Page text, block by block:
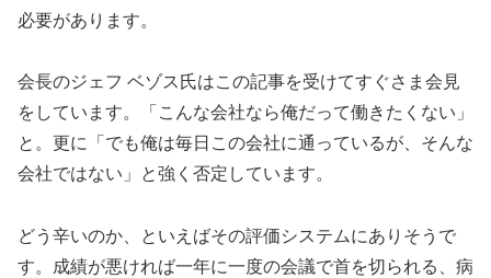
必要があります。
会長のジェフ ベゾス氏はこの記事を受けてすぐさま会見
をしています。「こんな会社なら俺だって働きたくない」
と。更に「でも俺は毎日この会社に通っているが、そんな
会社ではない」と強く否定しています。
どう辛いのか、といえばその評価システムにありそうで
す。成績が悪ければ一年に一度の会議で首を切られる、病